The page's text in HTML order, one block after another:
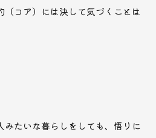
（コア）には決して気づくことは
みたいな暮らしをしても、悟りに